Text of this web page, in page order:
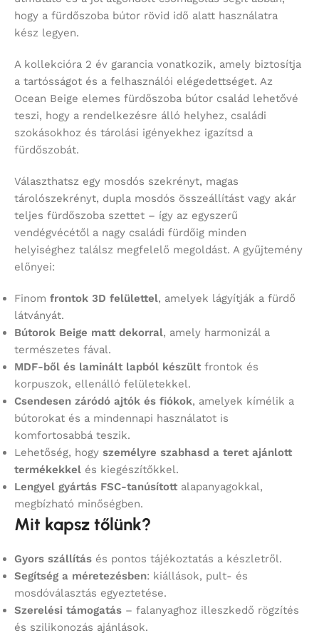
hogy a fürdőszoba bútor rövid idő alatt használatra
kész legyen.
A kollekcióra 2 év garancia vonatkozik, amely biztosítja
a tartósságot és a felhasználói elégedettséget. Az
Ocean Beige elemes fürdőszoba bútor család lehetővé
teszi, hogy a rendelkezésre álló helyhez, családi
szokásokhoz és tárolási igényekhez igazítsd a
fürdőszobát.
Választhatsz egy mosdós szekrényt, magas
tárolószekrényt, dupla mosdós összeállítást vagy akár
teljes fürdőszoba szettet – így az egyszerű
vendégvécétől a nagy családi fürdőig minden
helyiséghez találsz megfelelő megoldást. A gyűjtemény
előnyei:
Finom frontok 3D felülettel, amelyek lágyítják a fürdő
látványát.
Bútorok Beige matt dekorral, amely harmonizál a
természetes fával.
MDF-ből és laminált lapból készült frontok és
korpuszok, ellenálló felületekkel.
Csendesen záródó ajtók és fiókok, amelyek kímélik a
bútorokat és a mindennapi használatot is
komfortosabbá teszik.
Lehetőség, hogy személyre szabhasd a teret ajánlott
termékekkel és kiegészítőkkel.
Lengyel gyártás FSC-tanúsított alapanyagokkal,
megbízható minőségben.
Mit kapsz tőlünk?
Gyors szállítás és pontos tájékoztatás a készletről.
Segítség a méretezésben: kiállások, pult- és
mosdóválasztás egyeztetése.
Szerelési támogatás – falanyaghoz illeszkedő rögzítés
és szilikonozás ajánlások.